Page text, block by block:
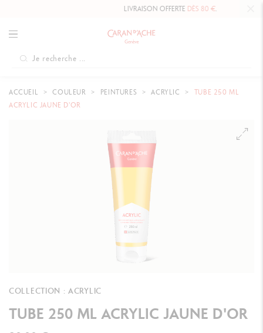
LIVRAISON OFFERTEDÈS 80 €.
ACCUEIL COULEUR PEINTURES ACRYLIC
TUBE 250 ML
ACRYLIC JAUNE D'OR
COLLECTION : ACRYLIC
TUBE 250 ML ACRYLIC JAUNE D'OR